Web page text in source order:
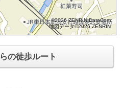
©2026 ZENRIN DataCom
地図データ©2026 ZENRIN
の徒歩ルート